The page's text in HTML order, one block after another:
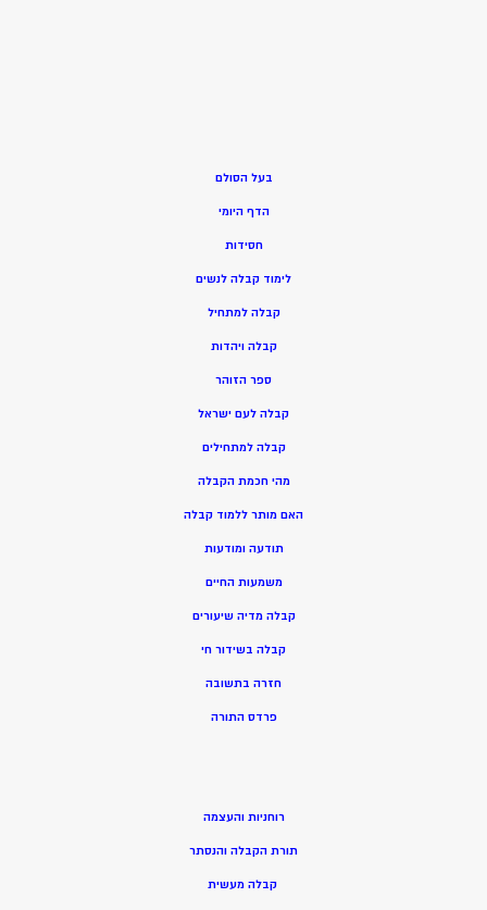
בעל הסולם
הדף היומי
חסידות
לימוד קבלה לנשים
קבלה למתחיל
קבלה ויהדות
ספר הזוהר
קבלה לעם ישראל
קבלה למתחילים
מהי חכמת הקבלה
האם מותר ללמוד קבלה
תודעה ומודעות
משמעות החיים
קבלה מדיה שיעורים
קבלה בשידור חי
חזרה בתשובה
פרדס התורה
רוחניות והעצמה
תורת הקבלה והנסתר
קבלה מעשית